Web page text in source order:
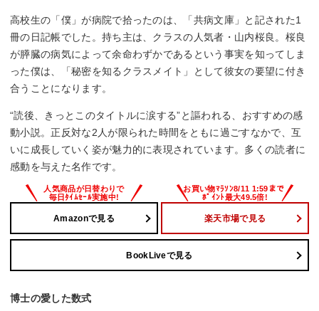
高校生の「僕」が病院で拾ったのは、「共病文庫」と記された1
冊の日記帳でした。持ち主は、クラスの人気者・山内桜良。桜良
が膵臓の病気によって余命わずかであるという事実を知ってしま
った僕は、「秘密を知るクラスメイト」として彼女の要望に付き
合うことになります。
“読後、きっとこのタイトルに涙する”と謳われる、おすすめの感
動小説。正反対な2人が限られた時間をともに過ごすなかで、互
いに成長していく姿が魅力的に表現されています。多くの読者に
感動を与えた名作です。
Amazonで見る 楽天市場で見る
BookLiveで見る
博士の愛した数式